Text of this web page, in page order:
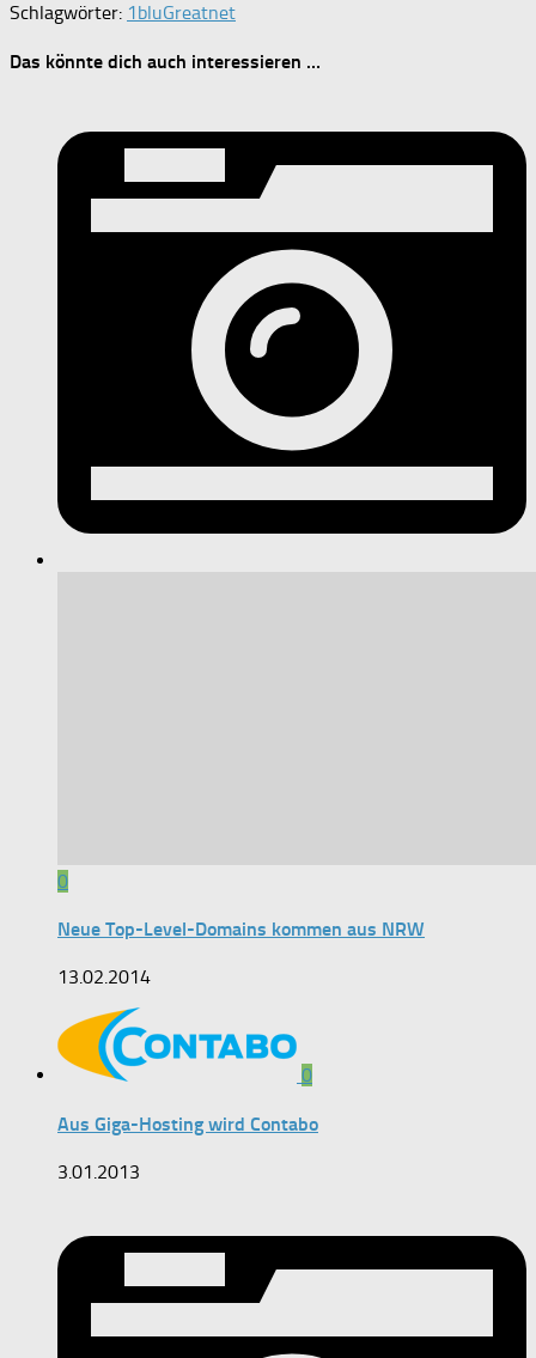
Schlagwörter: 1bluGreatnet
Das könnte dich auch interessieren …
0
Neue Top-Level-Domains kommen aus NRW
13.02.2014
0
Aus Giga-Hosting wird Contabo
3.01.2013